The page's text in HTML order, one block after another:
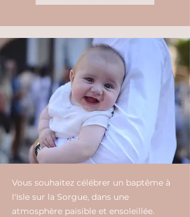
Vous souhaitez célébrer un baptême à
l'Isle sur la Sorgue, dans une
atmosphère paisible et ensoleillée.